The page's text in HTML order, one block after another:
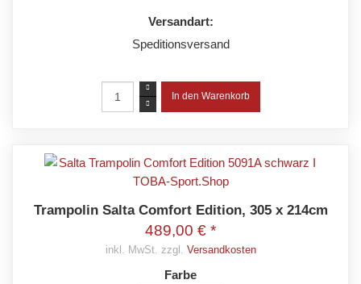
Versandart:
Speditionsversand
Trampolin Salta Comfort Edition, 305 x 214cm
489,00 € *
inkl. MwSt. zzgl. Versandkosten
Farbe